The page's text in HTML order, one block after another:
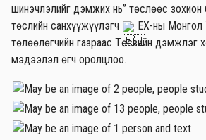
шинэчлэлийг дэмжих нь” төслөөс зохион
төслийн санхүүжүүлэгч
ЕХ-ны Монгол
төлөөлөгчийн газраас Төсвийн дэмжлэг
мэдээлэл өгч оролцлоо.